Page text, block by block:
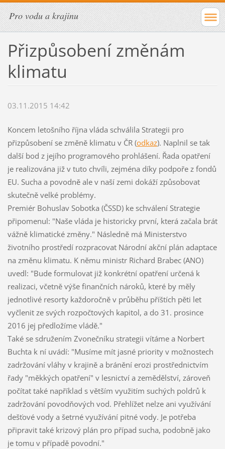
Pro vodu a krajinu
Přizpůsobení změnám
klimatu
03.11.2015 14:42
Koncem letošního října vláda schválila Strategii pro
přizpůsobení se změně klimatu v ČR (odkaz). Naplnil se tak
další bod z jejího programového prohlášení. Řada opatření
je realizována již v tuto chvíli, zejména díky podpoře z fondů
EU. Sucha a povodně ale v naší zemi dokáží způsobovat
skutečně velké problémy.
Premiér Bohuslav Sobotka (ČSSD) ke schválení Strategie
připomenul: "Naše vláda je historicky první, která začala brát
vážně klimatické změny." Následně má Ministerstvo
životního prostředí rozpracovat Národní akční plán adaptace
na změnu klimatu. K němu ministr Richard Brabec (ANO)
uvedl: "Bude formulovat již konkrétní opatření určená k
realizaci, včetně výše finančních nároků, které by měly
jednotlivé resorty každoročně v průběhu příštích pěti let
vyčlenit ze svých rozpočtových kapitol, a do 31. prosince
2016 jej předložíme vládě."
Také se sdružením Zvonečníku strategii vítáme a Norbert
Buchta k ní uvádí: "Musíme mít jasné priority v možnostech
zadržování vláhy v krajině a bránění erozi prostřednictvím
řady "měkkých opatření" v lesnictví a zemědělství, zároveň
počítat také například s větším využitím suchých poldrů k
zadržování povodňových vod. Přehlížet nelze ani využívání
dešťové vody a šetrné využívání pitné vody. Je potřeba
připravit také krizový plán pro případ sucha, podobně jako
je tomu v případě povodní."